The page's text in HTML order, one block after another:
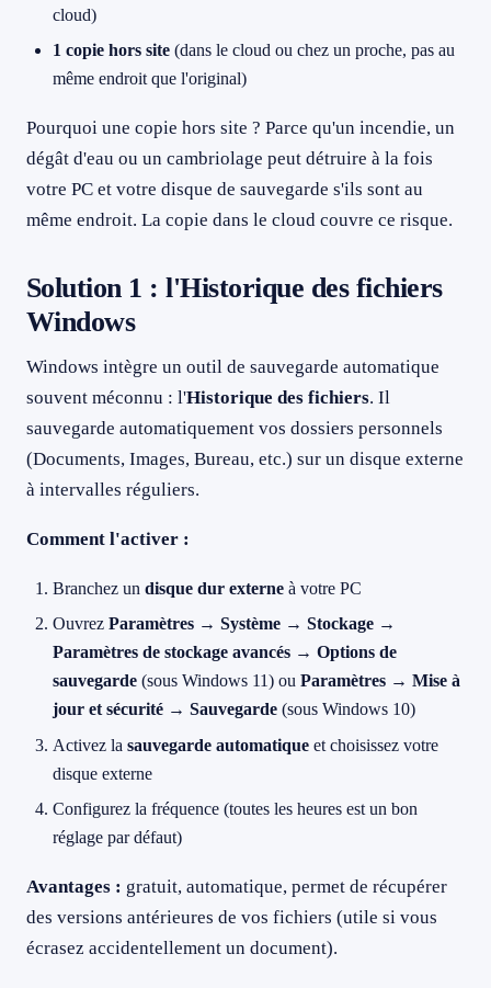
cloud)
1 copie hors site (dans le cloud ou chez un proche, pas au
même endroit que l'original)
Pourquoi une copie hors site ? Parce qu'un incendie, un
dégât d'eau ou un cambriolage peut détruire à la fois
votre PC et votre disque de sauvegarde s'ils sont au
même endroit. La copie dans le cloud couvre ce risque.
Solution 1 : l'Historique des fichiers
Windows
Windows intègre un outil de sauvegarde automatique
souvent méconnu : l'Historique des fichiers. Il
sauvegarde automatiquement vos dossiers personnels
(Documents, Images, Bureau, etc.) sur un disque externe
à intervalles réguliers.
Comment l'activer :
Branchez un disque dur externe à votre PC
Ouvrez Paramètres → Système → Stockage →
Paramètres de stockage avancés → Options de
sauvegarde (sous Windows 11) ou Paramètres → Mise à
jour et sécurité → Sauvegarde (sous Windows 10)
Activez la sauvegarde automatique et choisissez votre
disque externe
Configurez la fréquence (toutes les heures est un bon
réglage par défaut)
Avantages : gratuit, automatique, permet de récupérer
des versions antérieures de vos fichiers (utile si vous
écrasez accidentellement un document).